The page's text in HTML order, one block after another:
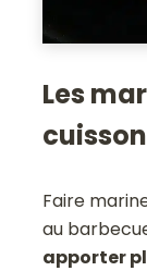
Les
Faire
au
apporter